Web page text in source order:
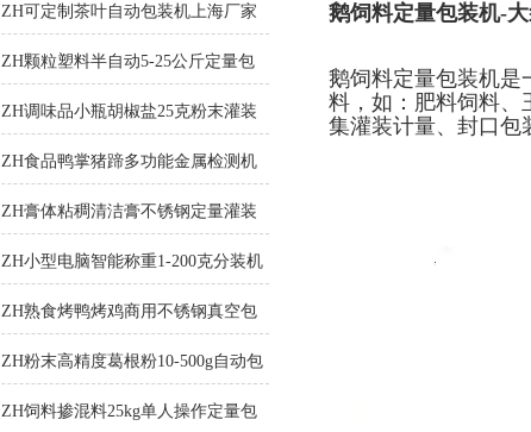
鹅饲料定量包装机-
鹅饲料定量包装机是
料，如：肥料饲料、
集灌装计量、封口包
ZH可定制茶叶自动包装机上海厂家
ZH颗粒塑料半自动5-25公斤定量包
ZH调味品小瓶胡椒盐25克粉末灌装
ZH食品鸭掌猪蹄多功能金属检测机
ZH膏体粘稠清洁膏不锈钢定量灌装
ZH小型电脑智能称重1-200克分装机
ZH熟食烤鸭烤鸡商用不锈钢真空包
ZH粉末高精度葛根粉10-500g自动包
ZH饲料掺混料25kg单人操作定量包